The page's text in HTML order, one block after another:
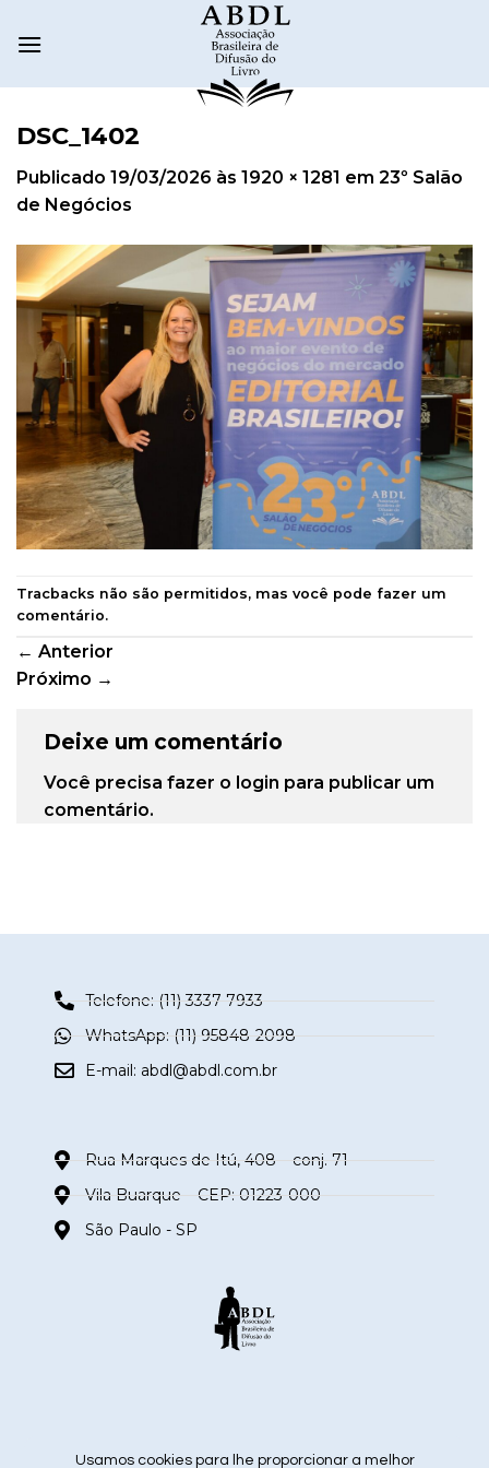
DSC_1402
Publicado 19/03/2026 às 1920 × 1281 em 23º Salão
de Negócios
Tracbacks não são permitidos, mas você pode fazer um
comentário.
← Anterior
Próximo →
Deixe um comentário
Você precisa fazer o login para publicar um
comentário.
Telefone: (11) 3337-7933
WhatsApp: (11) 95848-2098
E-mail: abdl@abdl.com.br
Rua Marques de Itú, 408 – conj. 71
Vila Buarque – CEP: 01223-000
São Paulo - SP
siga nas redes sociais
Usamos cookies para lhe proporcionar a melhor